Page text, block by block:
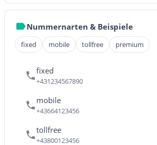
Nummernarten & Beispiele
fixed mobile tollfree premium
fixed
+431234567890
mobile
+43664123456
tollfree
+43800123456